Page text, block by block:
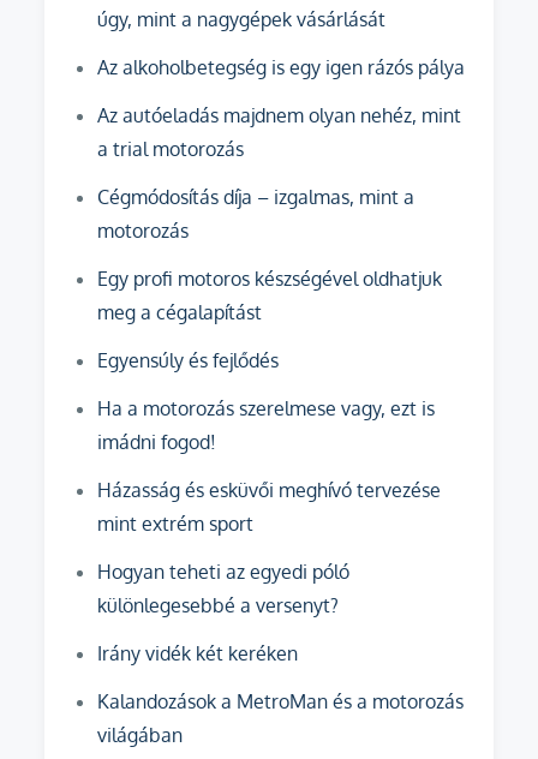
úgy, mint a nagygépek vásárlását
Az alkoholbetegség is egy igen rázós pálya
Az autóeladás majdnem olyan nehéz, mint
a trial motorozás
Cégmódosítás díja – izgalmas, mint a
motorozás
Egy profi motoros készségével oldhatjuk
meg a cégalapítást
Egyensúly és fejlődés
Ha a motorozás szerelmese vagy, ezt is
imádni fogod!
Házasság és esküvői meghívó tervezése
mint extrém sport
Hogyan teheti az egyedi póló
különlegesebbé a versenyt?
Irány vidék két keréken
Kalandozások a MetroMan és a motorozás
világában